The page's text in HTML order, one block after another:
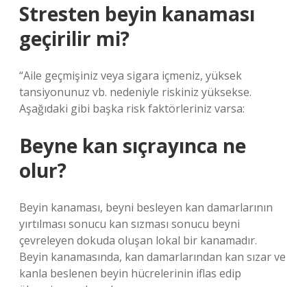
Stresten beyin kanaması
geçirilir mi?
“Aile geçmişiniz veya sigara içmeniz, yüksek
tansiyonunuz vb. nedeniyle riskiniz yüksekse.
Aşağıdaki gibi başka risk faktörleriniz varsa:
Beyne kan sıçrayınca ne
olur?
Beyin kanaması, beyni besleyen kan damarlarının
yırtılması sonucu kan sızması sonucu beyni
çevreleyen dokuda oluşan lokal bir kanamadır.
Beyin kanamasında, kan damarlarından kan sızar ve
kanla beslenen beyin hücrelerinin iflas edip